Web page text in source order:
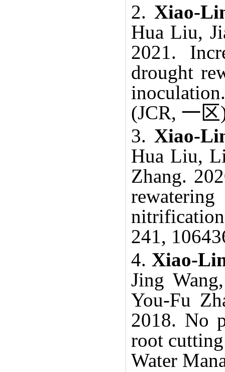
2.Xiao-
Hua Liu,
2021.
drought
(JCR, 一区
3.Xiao-
Hua Liu,
Zhang.
241,
4. Xiao-
Jing
You-Fu
2018. No
root
Water